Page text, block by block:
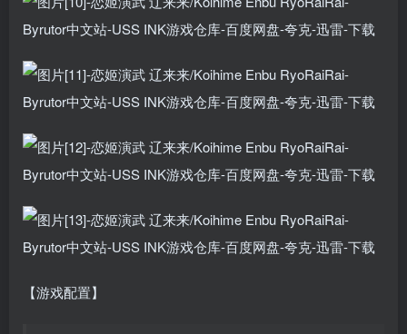
【游戏配置】